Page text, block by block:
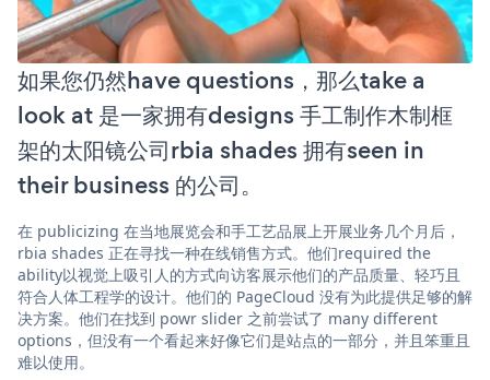
如果您仍然have questions，那么take a
look at 是一家拥有designs 手工制作木制框
架的太阳镜公司rbia shades 拥有seen in
their business 的公司。
在 publicizing 在当地展览会和手工艺品展上开展业务几个月后，
rbia shades 正在寻找一种在线销售方式。他们required the
ability以视觉上吸引人的方式向访客展示他们的产品质量、轻巧且
符合人体工程学的设计。他们的 PageCloud 没有为此提供足够的解
决方案。他们在找到 powr slider 之前尝试了 many different
options，但没有一个看起来好像它们是站点的一部分，并且笨重且
难以使用。